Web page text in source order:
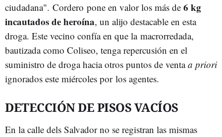
ciudadana". Cordero pone en valor los más de 6 kg
incautados de heroína, un alijo destacable en esta
droga. Este vecino confía en que la macrorredada,
bautizada como Coliseo, tenga repercusión en el
suministro de droga hacia otros puntos de ventaa priori
ignorados este miércoles por los agentes.
DETECCIÓN DE PISOS VACÍOS
En la calle dels Salvador no se registran las mismas